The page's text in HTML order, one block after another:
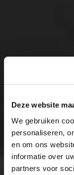
Deze website
We gebruiken
personaliseren,
en om ons
informatie over
partners voor